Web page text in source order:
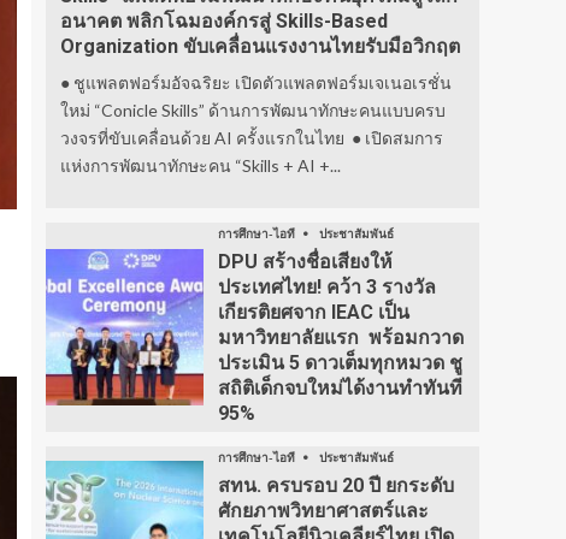
อนาคต พลิกโฉมองค์กรสู่ Skills-Based
Organization ขับเคลื่อนแรงงานไทยรับมือวิกฤต
● ชูแพลตฟอร์มอัจฉริยะ เปิดตัวแพลตฟอร์มเจเนอเรชั่น
ใหม่ “Conicle Skills” ด้านการพัฒนาทักษะคนแบบครบ
วงจรที่ขับเคลื่อนด้วย AI ครั้งแรกในไทย ● เปิดสมการ
แห่งการพัฒนาทักษะคน “Skills + AI +...
การศึกษา-ไอที ประชาสัมพันธ์
DPU สร้างชื่อเสียงให้
ประเทศไทย! คว้า 3 รางวัล
เกียรติยศจาก IEAC เป็น
มหาวิทยาลัยแรก พร้อมกวาด
ประเมิน 5 ดาวเต็มทุกหมวด ชู
สถิติเด็กจบใหม่ได้งานทำทันที
95%
การศึกษา-ไอที ประชาสัมพันธ์
สทน. ครบรอบ 20 ปี ยกระดับ
ศักยภาพวิทยาศาสตร์และ